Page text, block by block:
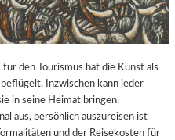
den Tourismus hat die Kunst als
Inzwischen kann jeder
in seine Heimat bringen.
aus, persönlich auszureisen ist
und der Reisekosten für